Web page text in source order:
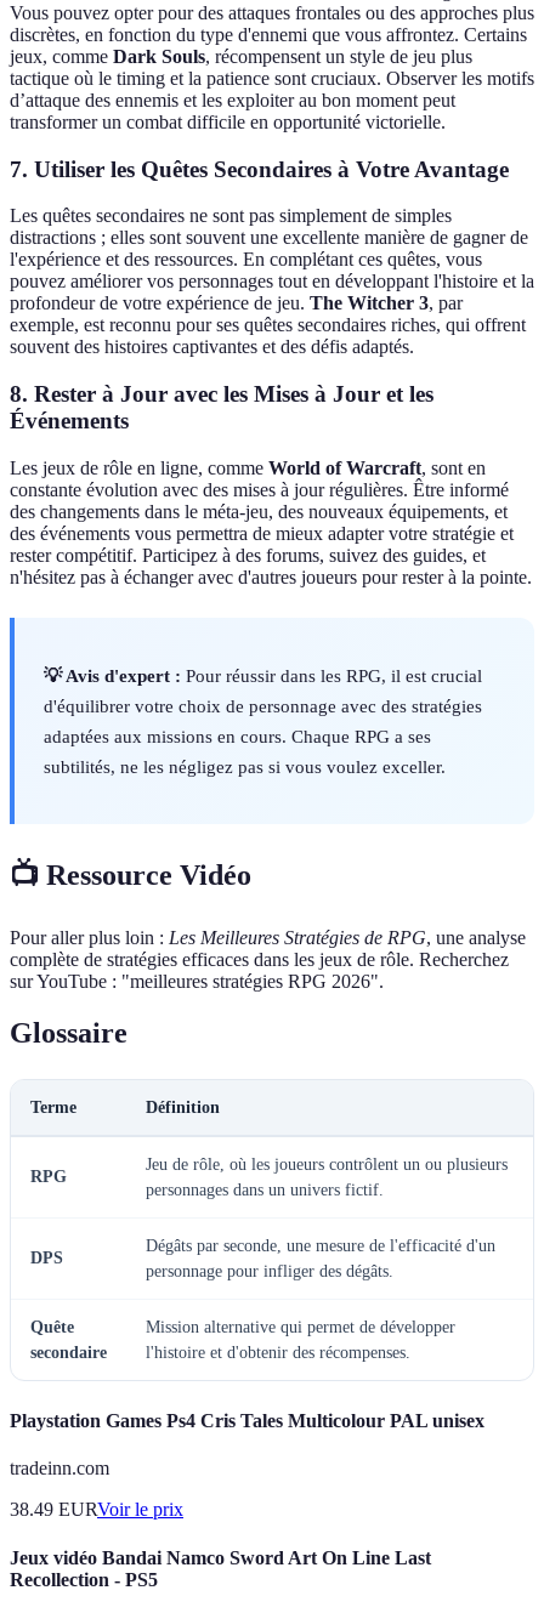
Vous pouvez opter pour des attaques frontales ou des approches plus
discrètes, en fonction du type d'ennemi que vous affrontez. Certains
jeux, comme Dark Souls, récompensent un style de jeu plus
tactique où le timing et la patience sont cruciaux. Observer les motifs
d’attaque des ennemis et les exploiter au bon moment peut
transformer un combat difficile en opportunité victorielle.
7. Utiliser les Quêtes Secondaires à Votre Avantage
Les quêtes secondaires ne sont pas simplement de simples
distractions ; elles sont souvent une excellente manière de gagner de
l'expérience et des ressources. En complétant ces quêtes, vous
pouvez améliorer vos personnages tout en développant l'histoire et la
profondeur de votre expérience de jeu. The Witcher 3, par
exemple, est reconnu pour ses quêtes secondaires riches, qui offrent
souvent des histoires captivantes et des défis adaptés.
8. Rester à Jour avec les Mises à Jour et les
Événements
Les jeux de rôle en ligne, comme World of Warcraft, sont en
constante évolution avec des mises à jour régulières. Être informé
des changements dans le méta-jeu, des nouveaux équipements, et
des événements vous permettra de mieux adapter votre stratégie et
rester compétitif. Participez à des forums, suivez des guides, et
n'hésitez pas à échanger avec d'autres joueurs pour rester à la pointe.
💡 Avis d'expert : Pour réussir dans les RPG, il est crucial
d'équilibrer votre choix de personnage avec des stratégies
adaptées aux missions en cours. Chaque RPG a ses
subtilités, ne les négligez pas si vous voulez exceller.
📺 Ressource Vidéo
Pour aller plus loin : Les Meilleures Stratégies de RPG, une analyse
complète de stratégies efficaces dans les jeux de rôle. Recherchez
sur YouTube : "meilleures stratégies RPG 2026".
Glossaire
Terme Définition
RPG
Jeu de rôle, où les joueurs contrôlent un ou plusieurs
personnages dans un univers fictif.
DPS
Dégâts par seconde, une mesure de l'efficacité d'un
personnage pour infliger des dégâts.
Quête
secondaire
Mission alternative qui permet de développer
l'histoire et d'obtenir des récompenses.
Playstation Games Ps4 Cris Tales Multicolour PAL unisex
tradeinn.com
38.49 EURVoir le prix
Jeux vidéo Bandai Namco Sword Art On Line Last
Recollection - PS5